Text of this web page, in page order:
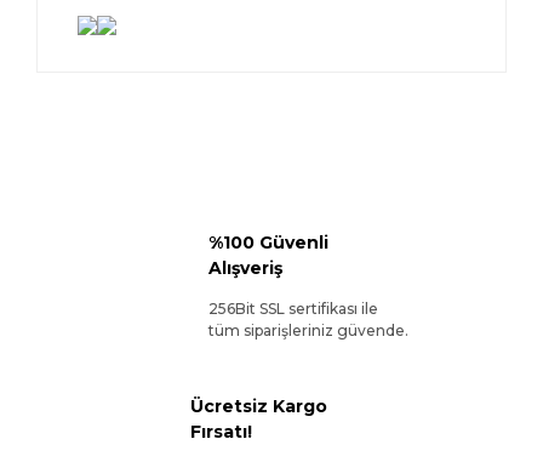
%100 Güvenli
Alışveriş
256Bit SSL sertifikası ile
tüm siparişleriniz güvende.
Ücretsiz Kargo
Fırsatı!